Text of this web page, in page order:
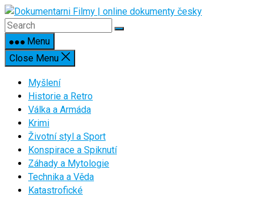
Skip
to
contentMenu
Close Menu
Myšlení
Historie a Retro
Válka a Armáda
Krimi
Životní styl a Sport
Konspirace a Spiknutí
Záhady a Mytologie
Technika a Věda
Katastrofické